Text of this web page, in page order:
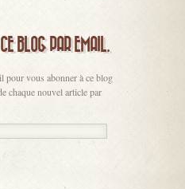
BLOG PAR EMAIL.
pour vous abonner à ce blog
chaque nouvel article par